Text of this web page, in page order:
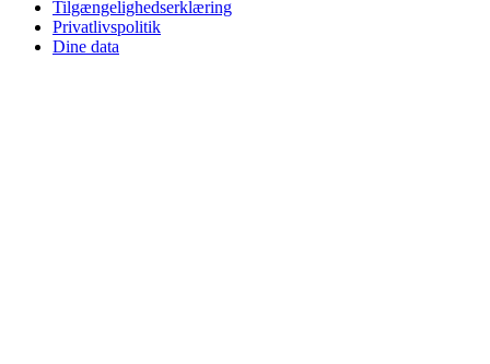
Tilgængelighedserklæring
Privatlivspolitik
Dine data